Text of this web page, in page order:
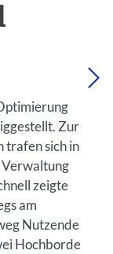
Zur
trafen sich in
zeigte
am
Nutzende
Hochborde